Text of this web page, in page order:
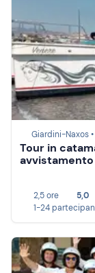
Giardini-Naxos •
Tour in
2,5 ore
5,0
1-24